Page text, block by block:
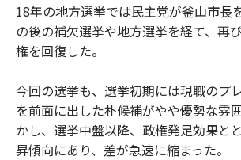
18年の地方選挙では民主党が釜山市長
の後の補欠選挙や地方選挙を経て、再
権を回復した。
今回の選挙も、選挙初期には現職のプ
を前面に出した朴候補がやや優勢な雰
かし、選挙中盤以降、政権発足効果と
昇傾向にあり、差が急速に縮まった。